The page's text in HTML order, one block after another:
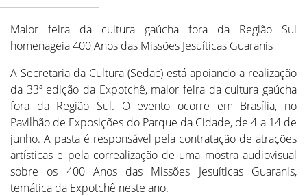
Maior feira da cultura gaúcha fora da Região Sul
homenageia 400 Anos das Missões Jesuíticas Guaranis
A Secretaria da Cultura (Sedac) está apoiando a realização
da 33ª edição da Expotchê, maior feira da cultura gaúcha
fora da Região Sul. O evento ocorre em Brasília, no
Pavilhão de Exposições do Parque da Cidade, de 4 a 14 de
junho. A pasta é responsável pela contratação de atrações
artísticas e pela correalização de uma mostra audiovisual
sobre os 400 Anos das Missões Jesuíticas Guaranis,
temática da Expotchê neste ano.